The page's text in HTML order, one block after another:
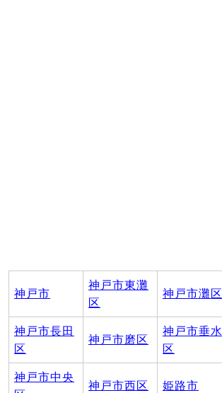
神戸市
神戸市東灘
区
神戸市灘区
神戸市長田
区
神戸市磨区
神戸市垂水
区
神戸市中央
神戸市西区 姫路市